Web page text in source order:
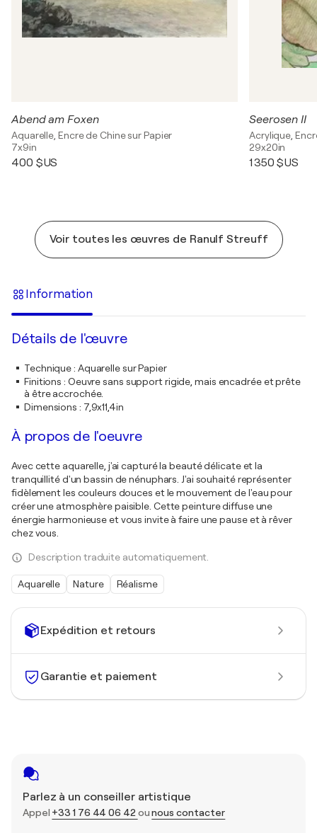
Expédition et retours
Garantie et paiement
Parlez à un conseiller artistique
Appel +33 1 76 44 06 42 ounous contacter
Abend am Foxen
Aquarelle, Encre de Chine sur Papier
7x9in
400 $US
Seerosen II
Acrylique,
29x20in
1 350 $US
Voir toutes les œuvres de Ranulf Streuff
Information
Détails de l'œuvre
Technique: Aquarelle sur Papier
Finitions : Oeuvre sans support rigide, mais encadrée et prête
à être accrochée.
Dimensions : 7,9x11,4in
À propos de l'oeuvre
Avec cette aquarelle, j'ai capturé la beauté délicate et la
tranquillité d'un bassin de nénuphars. J'ai souhaité représenter
fidèlement les couleurs douces et le mouvement de l'eau pour
créer une atmosphère paisible. Cette peinture diffuse une
énergie harmonieuse et vous invite à faire une pause et à rêver
chez vous.
Description traduite automatiquement.
Aquarelle Nature Réalisme